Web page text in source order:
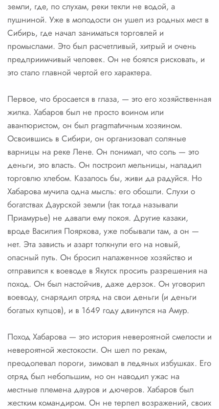
земли, где, по слухам, реки текли не водой, а
пушниной. Уже в молодости он ушел из родных мест в
Сибирь, где начал заниматься торговлей и
промыслами. Это был расчетливый, хитрый и очень
предприимчивый человек. Он не боялся рисковать, и
это стало главной чертой его характера.
Первое, что бросается в глаза, — это его хозяйственная
жилка. Хабаров был не просто воином или
авантюристом, он был pragmatичным хозяином.
Освоившись в Сибири, он организовал соляные
варницы на реке Лене. Он понимал, что соль — это
деньги, это власть. Он построил мельницы, наладил
торговлю хлебом. Казалось бы, живи да радуйся. Но
Хабарова мучила одна мысль: его обошли. Слухи о
богатствах Даурской земли (так тогда называли
Приамурье) не давали ему покоя. Другие казаки,
вроде Василия Пояркова, уже побывали там, а он —
нет. Эта зависть и азарт толкнули его на новый,
опасный путь. Он бросил налаженное хозяйство и
отправился к воеводе в Якутск просить разрешения на
поход. Он был настойчив, даже дерзок. Он уговорил
воеводу, снарядил отряд на свои деньги (и деньги
богатых купцов), и в 1649 году двинулся на Амур.
Поход Хабарова — это история невероятной смелости и
невероятной жестокости. Он шел по рекам,
преодолевал пороги, зимовал в ледяных избушках. Его
отряд был небольшим, но он наводил ужас на
местные племена дауров и дючеров. Хабаров был
жестким командиром. Он не терпел возражений, своих